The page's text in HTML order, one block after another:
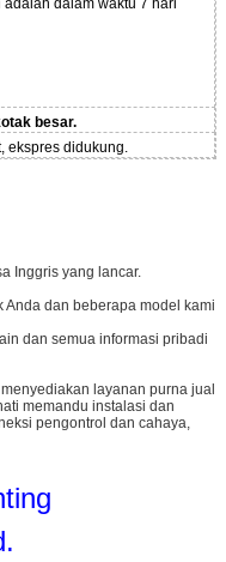
besar.
ekspres didukung.
Inggris yang lancar.
dan beberapa model kami
dan semua informasi pribadi
layanan purna jual
memandu instalasi dan
pengontrol dan cahaya,